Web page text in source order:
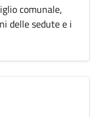
comunale,
delle sedute e i